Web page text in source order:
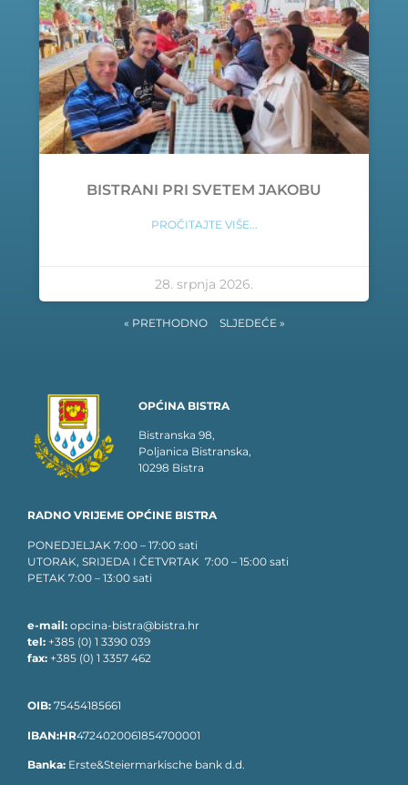
BISTRANI PRI SVETEM JAKOBU
PROČITAJTE VIŠE...
28. srpnja 2026.
« PRETHODNO SLJEDEĆE »
OPĆINA BISTRA
Bistranska 98,
Poljanica Bistranska,
10298 Bistra
RADNO VRIJEME OPĆINE BISTRA
PONEDJELJAK 7:00 – 17:00 sati
UTORAK, SRIJEDA I ČETVRTAK 7:00 – 15:00 sati
PETAK 7:00 – 13:00 sati
e-mail: opcina-bistra@bistra.hr
tel: +385 (0) 1 3390 039
fax: +385 (0) 1 3357 462
OIB: 75454185661
IBAN:HR4724020061854700001
Banka: Erste&Steiermarkische bank d.d.